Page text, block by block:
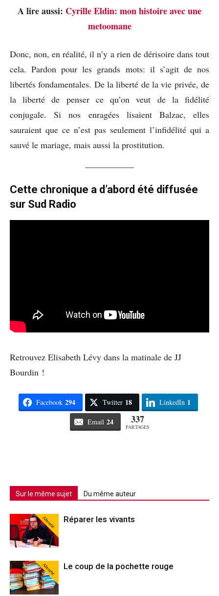
A lire aussi: Cyrille Eldin: mon histoire avec une
metoomane
Donc, non, en réalité, il n’y a rien de dérisoire dans tout
cela. Pardon pour les grands mots: il s’agit de nos
libertés fondamentales. De la liberté de la vie privée, de
la liberté de penser ce qu’on veut de la fidélité
conjugale. Si nos enragées lisaient Balzac, elles
sauraient que ce n’est pas seulement l’infidélité qui a
sauvé le mariage, mais aussi la prostitution.
Cette chronique a d’abord été diffusée
sur Sud Radio
Retrouvez Elisabeth Lévy dans la matinale de JJ
Bourdin !
Facebook 294 Twitter 18 LinkedIn 1
Email 24 337
PARTAGES
Sur le même sujet Du même auteur
Abonné Réparer les vivants
Abonné Le coup de la pochette rouge